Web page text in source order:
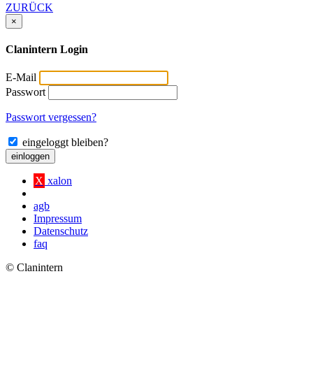
ZURÜCK
×
Clanintern Login
E-Mail
Passwort
Passwort vergessen?
eingeloggt bleiben?
einloggen
X xalon
agb
Impressum
Datenschutz
faq
© Clanintern